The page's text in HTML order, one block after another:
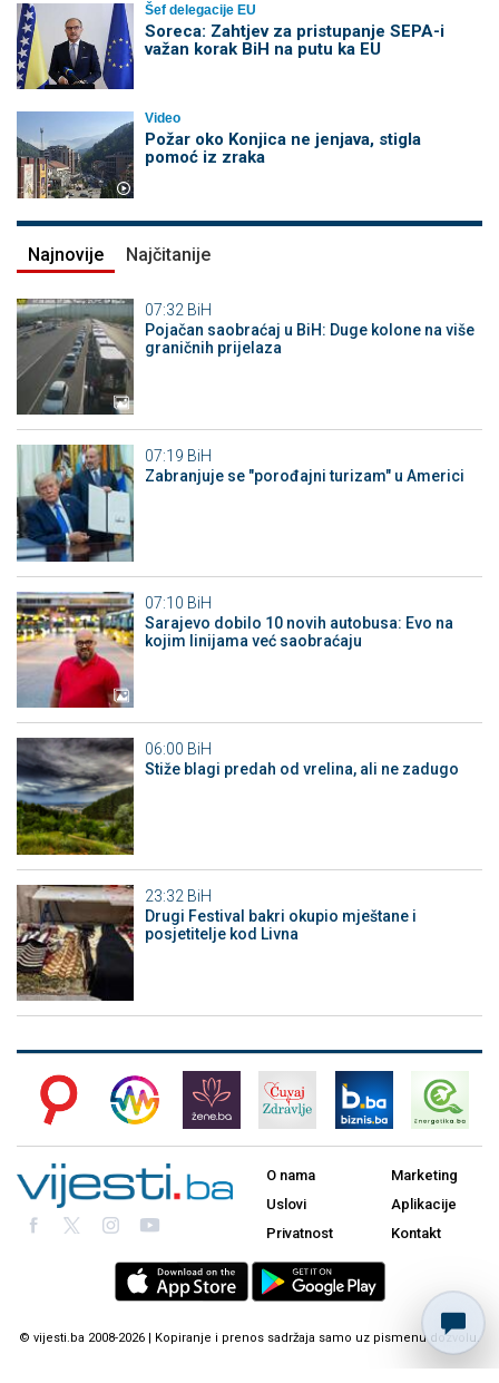
Šef delegacije EU
Soreca: Zahtjev za pristupanje SEPA-i
važan korak BiH na putu ka EU
Video
Požar oko Konjica ne jenjava, stigla
pomoć iz zraka
Najnovije Najčitanije
07:32 BiH
Pojačan saobraćaj u BiH: Duge kolone na više
graničnih prijelaza
07:19 BiH
Zabranjuje se "porođajni turizam" u Americi
07:10 BiH
Sarajevo dobilo 10 novih autobusa: Evo na
kojim linijama već saobraćaju
06:00 BiH
Stiže blagi predah od vrelina, ali ne zadugo
23:32 BiH
Drugi Festival bakri okupio mještane i
posjetitelje kod Livna
O nama
Uslovi
Privatnost
Marketing
Aplikacije
Kontakt
© vijesti.ba 2008-2026 | Kopiranje i prenos sadržaja samo uz pismenu dozvolu.